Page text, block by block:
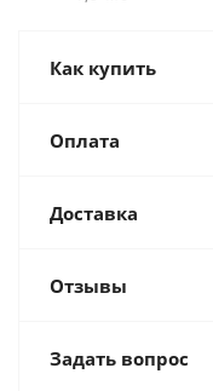
Как купить
Оплата
Доставка
Отзывы
Задать вопрос